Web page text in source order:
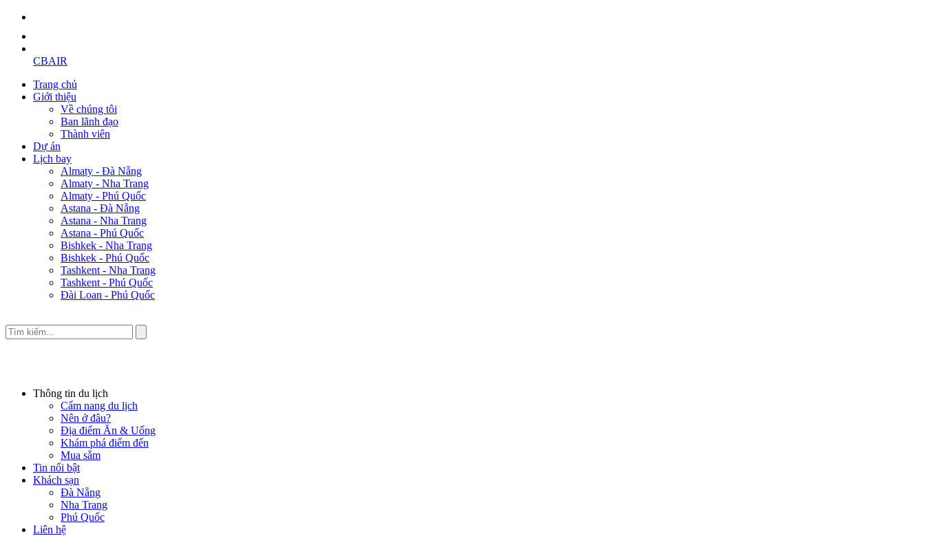
CBAIR
Trang chủ
Giới thiệu
Về chúng tôi
Ban lãnh đạo
Thành viên
Dự án
Lịch bay
Almaty - Đà Nẵng
Almaty - Nha Trang
Almaty - Phú Quốc
Astana - Đà Nẵng
Astana - Nha Trang
Astana - Phú Quốc
Bishkek - Nha Trang
Bishkek - Phú Quốc
Tashkent - Nha Trang
Tashkent - Phú Quốc
Đài Loan - Phú Quốc
Thông tin du lịch
Cẩm nang du lịch
Nên ở đâu?
Địa điểm Ăn & Uống
Khám phá điểm đến
Mua sắm
Tin nổi bật
Khách sạn
Đà Nẵng
Nha Trang
Phú Quốc
Liên hệ